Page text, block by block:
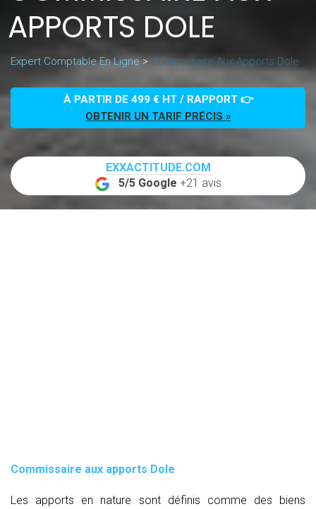
APPORTS DOLE
Expert Comptable En Ligne>Commissaire Aux Apports Dole
À PARTIR DE 499 € HT / RAPPORT 👉
OBTENIR UN TARIF PRÉCIS »
EXXACTITUDE.COM
5/5 Google +21 avis
Commissaire aux apports Dole
Les apports en nature sont définis comme des biens